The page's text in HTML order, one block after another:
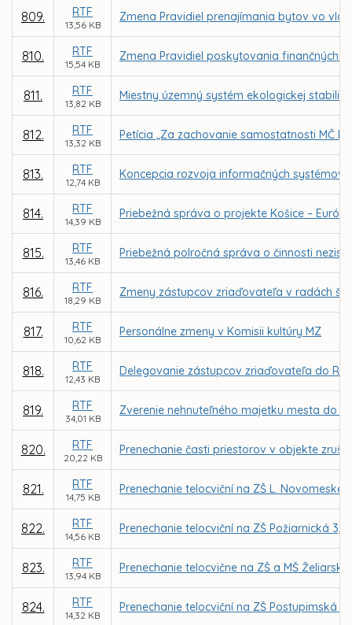
809. RTF
13,56 KB
Zmena Pravidiel prenajímania bytov vo
810. RTF
15,54 KB
Zmena Pravidiel poskytovania finančných
811. RTF
13,82 KB
Miestny územný systém ekologickej
812. RTF
13,32 KB
Petícia „Za zachovanie samostatnosti MČ
813. RTF
12,74 KB
Koncepcia rozvoja informačných systémov
814. RTF
14,39 KB
Priebežná správa o projekte Košice –
815. RTF
13,46 KB
Priebežná polročná správa o činnosti
816. RTF
18,29 KB
Zmeny zástupcov zriaďovateľa v radách
817. RTF
10,62 KB
Personálne zmeny v Komisii kultúry MZ
818. RTF
12,43 KB
Delegovanie zástupcov zriaďovateľa do
819. RTF
34,01 KB
Zverenie nehnuteľného majetku mesta do
820. RTF
20,22 KB
Prenechanie časti priestorov v objekte zruš.
821. RTF
14,75 KB
Prenechanie telocviční na ZŠ L.
822. RTF
14,56 KB
Prenechanie telocviční na ZŠ Požiarnická
823. RTF
13,94 KB
Prenechanie telocvične na ZŠ a MŠ
824. RTF
14,32 KB
Prenechanie telocviční na ZŠ Postupimská